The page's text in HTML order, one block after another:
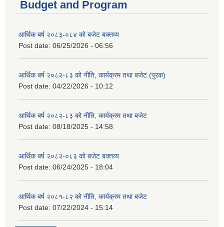
Budget and Program
आर्थिक बर्ष २०८३-०८४ को बजेट बक्तव्य
Post date: 06/25/2026 - 06:56
आर्थिक बर्ष २०८२-८३ को नीति, कार्यक्रम तथा बजेट (पुरक)
Post date: 04/22/2026 - 10:12
आर्थिक बर्ष २०८२-८३ को नीति, कार्यक्रम तथा बजेट
Post date: 08/18/2025 - 14:58
आर्थिक बर्ष २०८२-०८३ को बजेट बक्तव्य
Post date: 06/24/2025 - 18:04
आर्थिक बर्ष २०८१-८२ को नीति, कार्यक्रम तथा बजेट
Post date: 07/22/2024 - 15:14